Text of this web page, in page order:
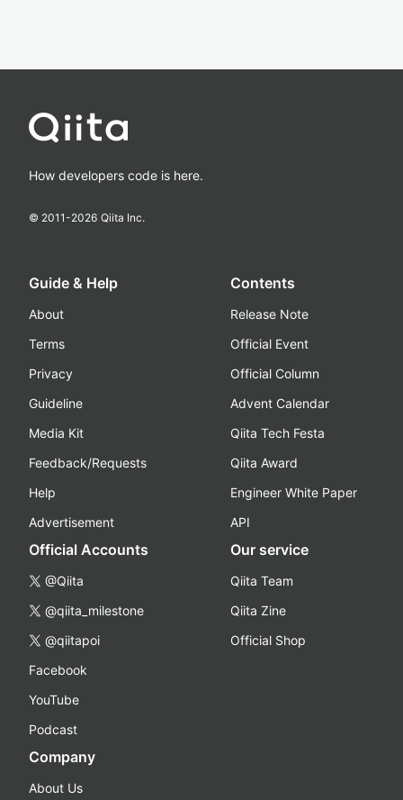
How developers code is here.
© 2011-2026 Qiita Inc.
Guide & Help
About
Terms
Privacy
Guideline
Media Kit
Feedback/Requests
Help
Advertisement
Contents
Release Note
Official Event
Official Column
Advent Calendar
Qiita Tech Festa
Qiita Award
Engineer White Paper
API
Official Accounts
@Qiita
@qiita_milestone
@qiitapoi
Facebook
YouTube
Podcast
Our service
Qiita Team
Qiita Zine
Official Shop
Company
About Us